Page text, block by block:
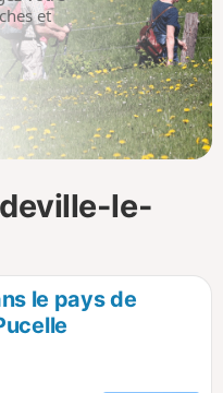
p
et
le-
le pays de